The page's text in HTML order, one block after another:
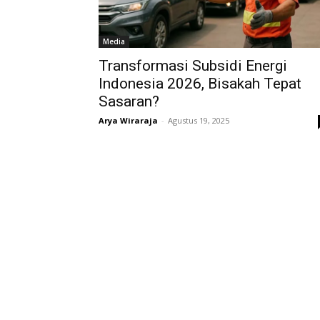
Media
Transformasi Subsidi Energi
Indonesia 2026, Bisakah Tepat
Sasaran?
Arya Wiraraja - Agustus 19, 2025